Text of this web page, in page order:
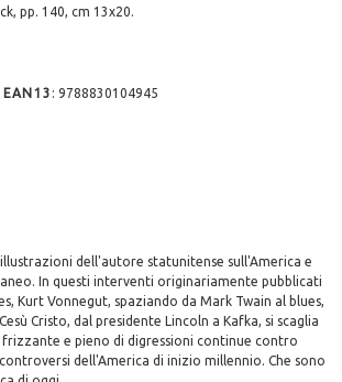
pp. 140, cm 13x20.
EAN13 :9788830104945
dell'autore statunitense sull'America e
In questi interventi originariamente pubblicati
Kurt Vonnegut, spaziando da Mark Twain al blues,
Cristo, dal presidente Lincoln a Kafka, si scaglia
frizzante e pieno di digressioni continue contro
dell'America di inizio millennio. Che sono